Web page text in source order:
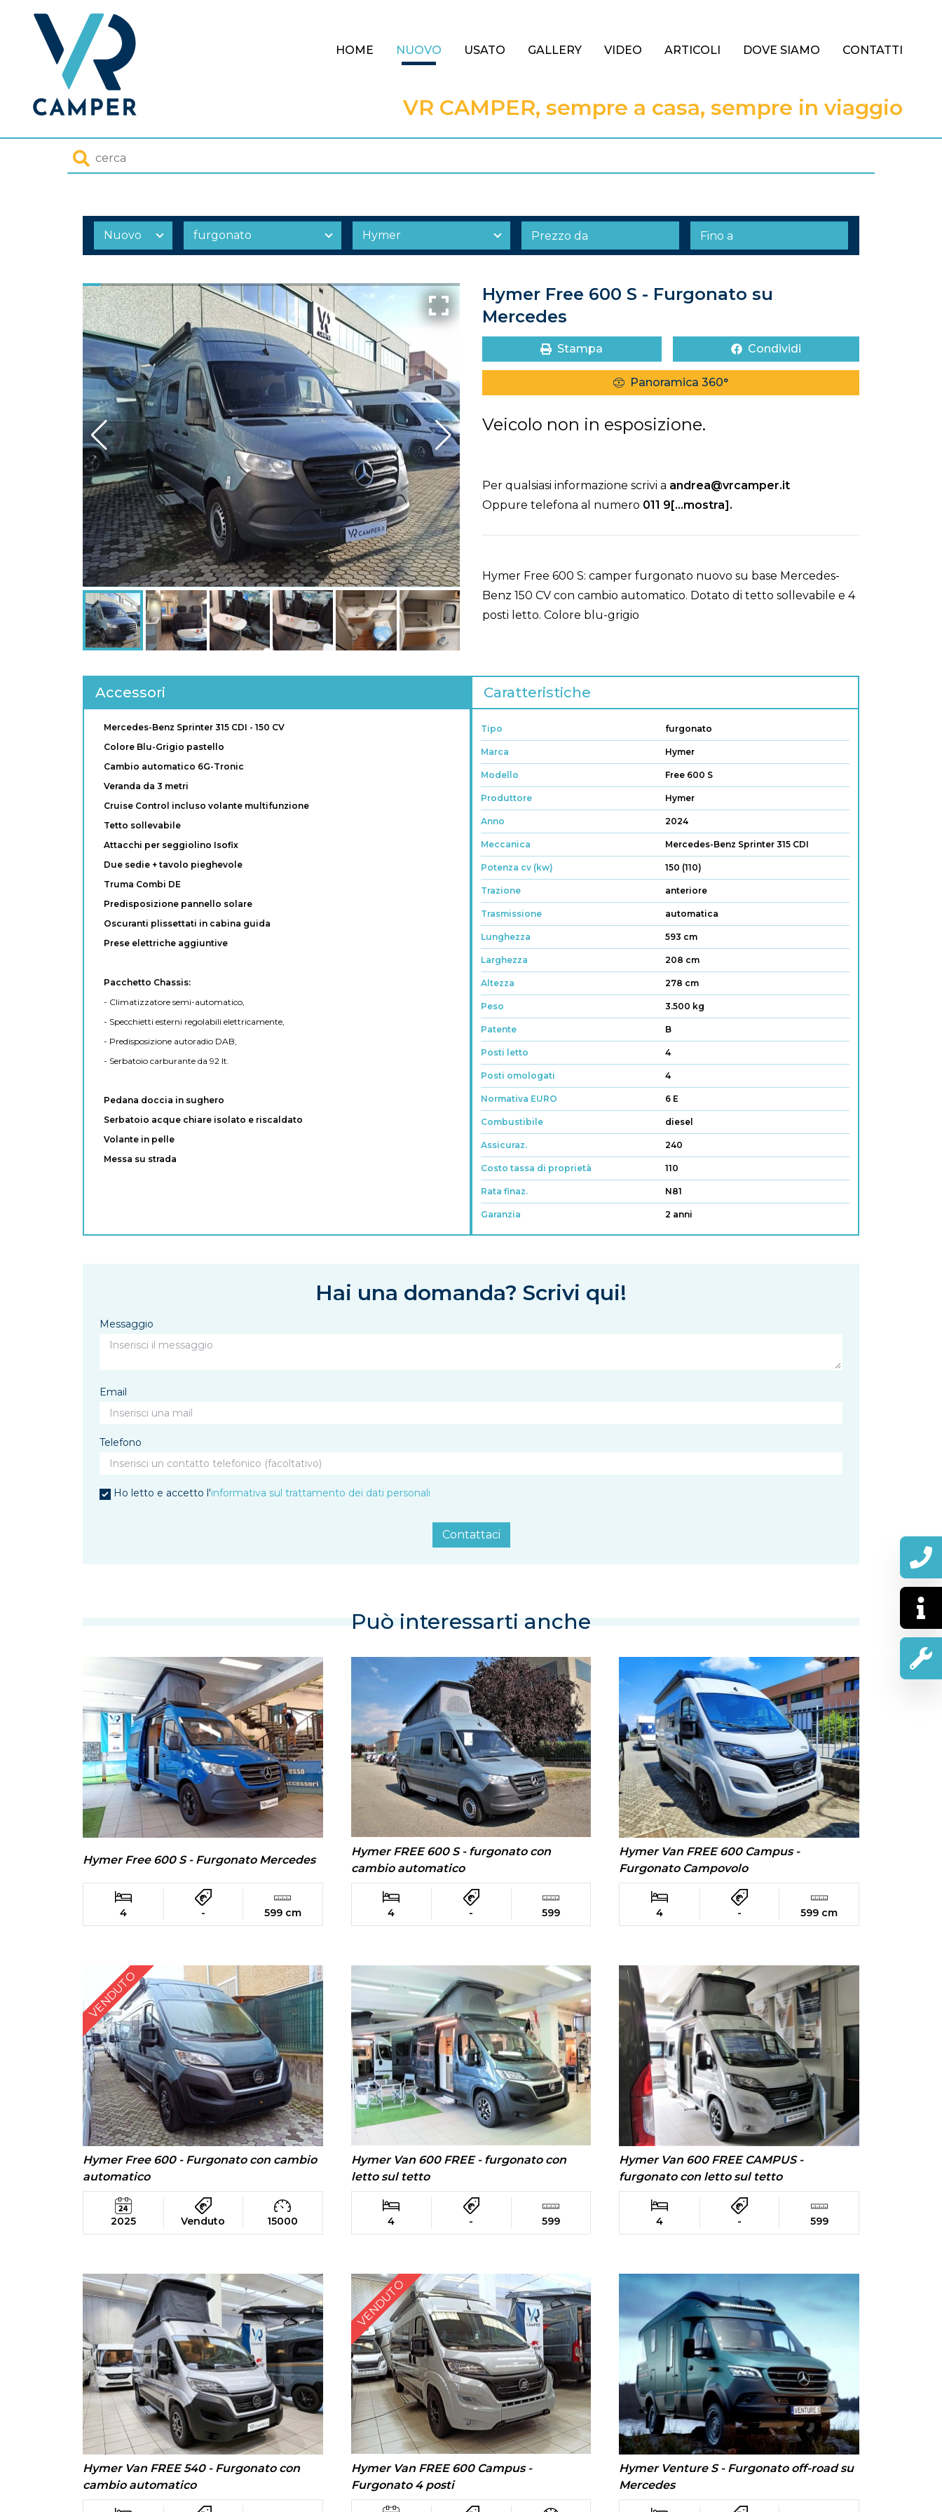
HOME NUOVO USATO GALLERY VIDEO ARTICOLI DOVE SIAMO CONTATTI
VR CAMPER, sempre a casa, sempre in viaggio
Hymer Free 600 S - Furgonato su
Mercedes
Stampa Condividi
Panoramica 360°
Veicolo non in esposizione.
Per qualsiasi informazione scrivi a andrea@vrcamper.it
Oppure telefona al numero 011 9[...mostra].
Hymer Free 600 S: camper furgonato nuovo su base Mercedes-
Benz 150 CV con cambio automatico. Dotato di tetto sollevabile e 4
posti letto. Colore blu-grigio
Accessori
Mercedes-Benz Sprinter 315 CDI - 150 CV
Colore Blu-Grigio pastello
Cambio automatico 6G-Tronic
Veranda da 3 metri
Cruise Control incluso volante multifunzione
Tetto sollevabile
Attacchi per seggiolino Isofix
Due sedie + tavolo pieghevole
Truma Combi DE
Predisposizione pannello solare
Oscuranti plissettati in cabina guida
Prese elettriche aggiuntive
Pacchetto Chassis:
- Climatizzatore semi-automatico,
- Specchietti esterni regolabili elettricamente,
- Predisposizione autoradio DAB,
- Serbatoio carburante da 92 lt.
Pedana doccia in sughero
Serbatoio acque chiare isolato e riscaldato
Volante in pelle
Messa su strada
Caratteristiche
Tipo furgonato
Marca Hymer
Modello Free 600 S
Produttore Hymer
Anno 2024
Meccanica Mercedes-Benz Sprinter 315 CDI
Potenza cv (kw) 150 (110)
Trazione anteriore
Trasmissione automatica
Lunghezza 593 cm
Larghezza 208 cm
Altezza 278 cm
Peso 3.500 kg
Patente B
Posti letto 4
Posti omologati 4
Normativa EURO 6 E
Combustibile diesel
Assicuraz. 240
Costo tassa di proprietà 110
Rata finaz. N81
Garanzia 2 anni
Hai una domanda? Scrivi qui!
Messaggio
Email
Telefono
Ho letto e accetto l'informativa sul trattamento dei dati personali
Contattaci
Può interessarti anche
Hymer Free 600 S - Furgonato Mercedes
4 - 599 cm
Hymer FREE 600 S - furgonato con
cambio automatico
4 - 599
Hymer Van FREE 600 Campus -
Furgonato Campovolo
4 - 599 cm
VENDUTO
Hymer Free 600 - Furgonato con cambio
automatico
2025 Venduto 15000
Hymer Van 600 FREE - furgonato con
letto sul tetto
4 - 599
Hymer Van 600 FREE CAMPUS -
furgonato con letto sul tetto
4 - 599
Hymer Van FREE 540 - Furgonato con
cambio automatico
VENDUTO
Hymer Van FREE 600 Campus -
Furgonato 4 posti
Hymer Venture S - Furgonato off-road su
Mercedes